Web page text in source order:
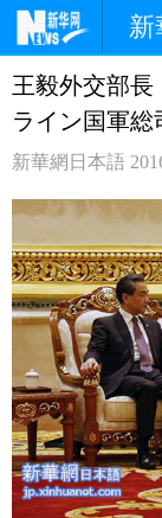
新
ホームページ
観光
中日対訳
王毅外交部
ライン国軍総
新華網日本語